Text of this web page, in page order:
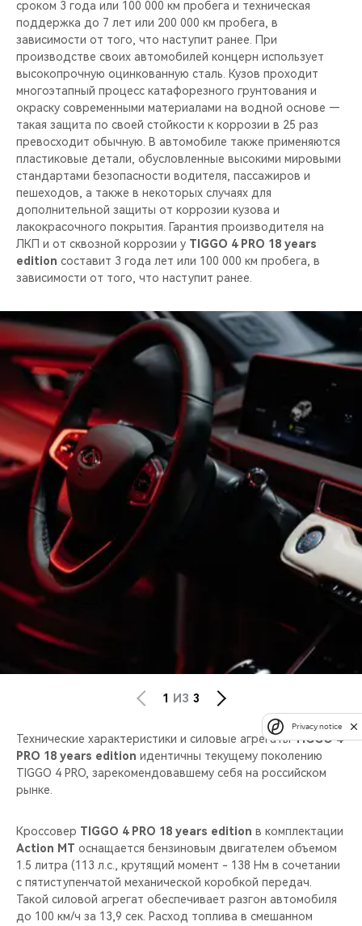
сроком 3 года или 100 000 км пробега и техническая
поддержка до 7 лет или 200 000 км пробега, в
зависимости от того, что наступит ранее. При
производстве своих автомобилей концерн использует
высокопрочную оцинкованную сталь. Кузов проходит
многоэтапный процесс катафорезного грунтования и
окраску современными материалами на водной основе —
такая защита по своей стойкости к коррозии в 25 раз
превосходит обычную. В автомобиле также применяются
пластиковые детали, обусловленные высокими мировыми
стандартами безопасности водителя, пассажиров и
пешеходов, а также в некоторых случаях для
дополнительной защиты от коррозии кузова и
лакокрасочного покрытия. Гарантия производителя на
ЛКП и от сквозной коррозии у TIGGO 4 PRO 18 years
edition составит 3 года лет или 100 000 км пробега, в
зависимости от того, что наступит ранее.
1 ИЗ 3
Технические характеристики и силовые агрегатыTIGGO 4
PRO 18 years edition идентичны текущему поколению
TIGGO 4 PRO, зарекомендовавшему себя на российском
рынке.
Кроссовер TIGGO 4 PRO 18 years edition в комплектации
Action MT оснащается бензиновым двигателем объемом
1.5 литра (113 л.c., крутящий момент - 138 Нм в сочетании
с пятиступенчатой механической коробкой передач.
Такой силовой агрегат обеспечивает разгон автомобиля
до 100 км/ч за 13,9 сек. Расход топлива в смешанном
Privacy notice